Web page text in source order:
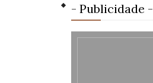
- Publicidade -